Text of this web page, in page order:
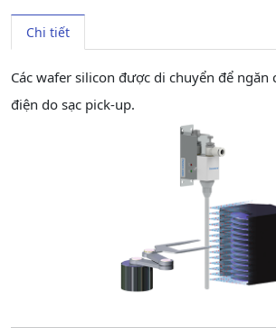
Chi tiết
Các wafer silicon được di chuyển để ngăn
điện do sạc pick-up.